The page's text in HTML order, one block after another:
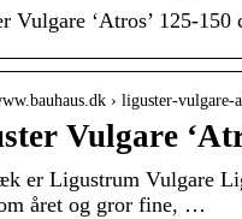
Vulgare ‘Atros’ 125-
› liguster-
Vulgare
er Ligustrum Vulgare
året og gror fine, …